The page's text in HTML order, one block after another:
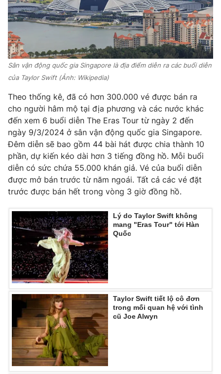
Theo dõi báo trên
Cơ quan chủ quản:Đài Truyền hình Việt Nam
Cơ quan báo chí:Thời báo VTV
Giấy phép hoạt động báo in và báo điện tử số 483/GP-BTTTT
cấp ngày 29/12/2023
Tổng Biên tập:Vũ Thanh Thủy
Phó Tổng Biên tập:Nguyễn Thị Mỹ Hạnh, Phạm Quốc Thắng,
Nguyễn Trọng Ninh
Tổng đài VTV: 024.38 355 931 - 024.38 355 932
Ðiện thoại Thời báo VTV: 024.66 897 897
Email:toasoan@vtv.vn
Liên hệ quảng cáo:
024-7300.7108
® Cấm sao chép dưới mọi hình thức nếu không có sự chấp
thuận bằng văn bản. Ghi rõ nguồn VTV.vn khi phát hành lại
thông tin từ website này.
Sân vận động quốc gia Singapore là địa điểm diễn ra các buổi diễn
của Taylor Swift (Ảnh: Wikipedia)
Theo thống kê, đã có hơn 300.000 vé được bán ra
cho người hâm mộ tại địa phương và các nước khác
đến xem 6 buổi diễn The Eras Tour từ ngày 2 đến
ngày 9/3/2024 ở sân vận động quốc gia Singapore.
Đêm diễn sẽ bao gồm 44 bài hát được chia thành 10
phần, dự kiến kéo dài hơn 3 tiếng đồng hồ. Mỗi buổi
diễn có sức chứa 55.000 khán giả. Vé của buổi diễn
được mở bán trước từ năm ngoái. Tất cả các vé đặt
trước được bán hết trong vòng 3 giờ đồng hồ.
Lý do Taylor Swift không
mang "Eras Tour" tới Hàn
Quốc
Taylor Swift tiết lộ cô đơn
trong mối quan hệ với tình
cũ Joe Alwyn